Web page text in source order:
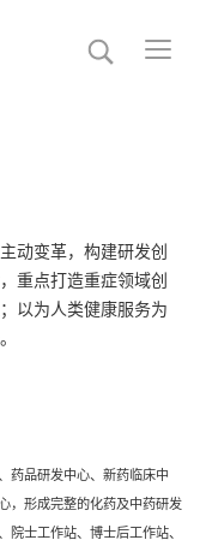
动变革，构建研发创
重点打造重症领域创
以为人类健康服务为
药品研发中心、新药临床中
，形成完整的化药及中药研发
院士工作站、博士后工作站、